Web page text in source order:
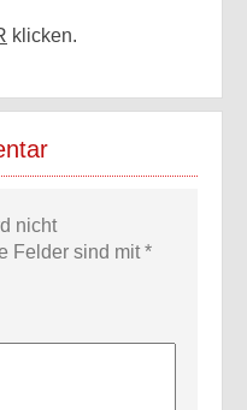
klicken.
nicht
Felder sind mit*